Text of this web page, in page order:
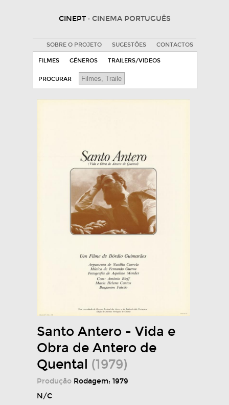
CINEPT · CINEMA PORTUGUÊS
SOBRE O PROJETO SUGESTÕES CONTACTOS
FILMES GÉNEROS TRAILERS/VIDEOS
PROCURAR
Santo Antero - Vida e
Obra de Antero de
Quental (1979)
Produção Rodagem: 1979
N/C